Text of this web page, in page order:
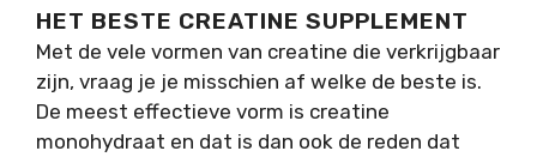
HET BESTE CREATINE SUPPLEMENT
Met de vele vormen van creatine die verkrijgbaar
zijn, vraag je je misschien af welke de beste is.
De meest effectieve vorm is creatine
monohydraat en dat is dan ook de reden dat